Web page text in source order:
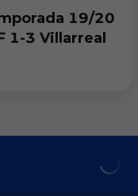
19/20
1-3 Villarreal